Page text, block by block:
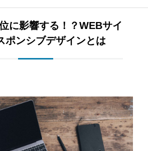
に影響する！？WEBサイ
ポンシブデザインとは